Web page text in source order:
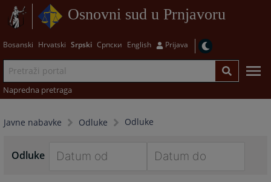
Osnovni sud u Prnjavoru
Bosanski Hrvatski Srpski Српски English Prijava
Napredna pretraga
Javne nabavke Odluke Odluke
Odluke